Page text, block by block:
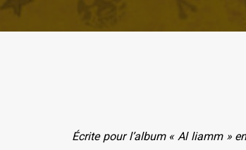
Écrite pour l’album « Al liamm »